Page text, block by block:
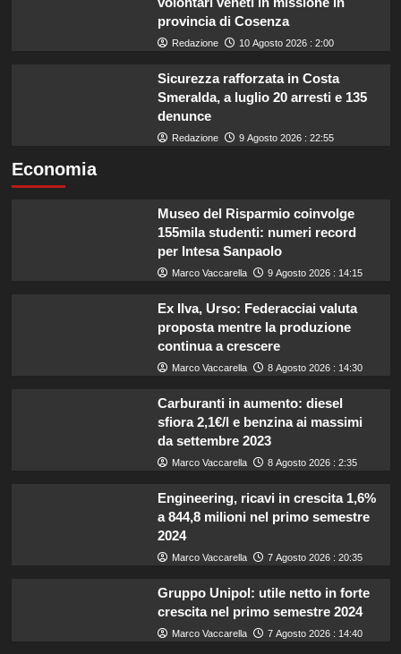
provincia di Cosenza
Redazione 10 Agosto 2026 : 2:00
Sicurezza rafforzata in Costa
Smeralda, a luglio 20 arresti e 135
denunce
Redazione 9 Agosto 2026 : 22:55
Economia
Museo del Risparmio coinvolge
155mila studenti: numeri record
per Intesa Sanpaolo
Marco Vaccarella 9 Agosto 2026 : 14:15
Ex Ilva, Urso: Federacciai valuta
proposta mentre la produzione
continua a crescere
Marco Vaccarella 8 Agosto 2026 : 14:30
Carburanti in aumento: diesel
sfiora 2,1€/l e benzina ai massimi
da settembre 2023
Marco Vaccarella 8 Agosto 2026 : 2:35
Engineering, ricavi in crescita 1,6%
a 844,8 milioni nel primo semestre
2024
Marco Vaccarella 7 Agosto 2026 : 20:35
Gruppo Unipol: utile netto in forte
crescita nel primo semestre 2024
Marco Vaccarella 7 Agosto 2026 : 14:40